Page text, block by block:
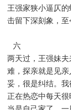
王强家狭小逼仄
击留下深刻象，至
六
两天过，王强妹
难，探亲就是见
妥，很是纠结。我
正在热恋中每天